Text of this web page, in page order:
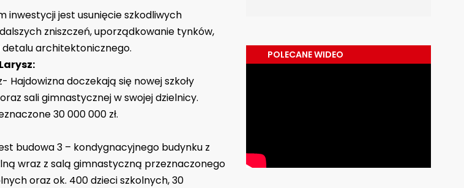
inwestycji jest usunięcie szkodliwych
zniszczeń, uporządkowanie tynków,
detalu architektonicznego.
Hajdowizna doczekają się nowej szkoły
sali gimnastycznej w swojej dzielnicy.
30 000 000 zł.
budowa 3 – kondygnacyjnego budynku z
wraz z salą gimnastyczną przeznaczonego
oraz ok. 400 dzieci szkolnych, 30
POLECANE WIDEO